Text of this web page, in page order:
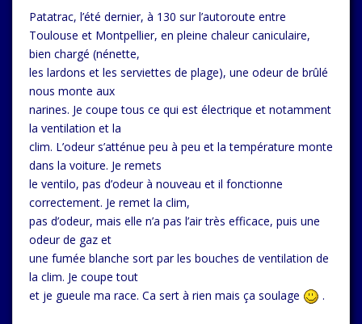
Patatrac, l’été dernier, à 130 sur l’autoroute entre
Toulouse et Montpellier, en pleine chaleur caniculaire,
bien chargé (nénette,
les lardons et les serviettes de plage), une odeur de brûlé
nous monte aux
narines. Je coupe tous ce qui est électrique et notamment
la ventilation et la
clim. L’odeur s’atténue peu à peu et la température monte
dans la voiture. Je remets
le ventilo, pas d’odeur à nouveau et il fonctionne
correctement. Je remet la clim,
pas d’odeur, mais elle n’a pas l’air très efficace, puis une
odeur de gaz et
une fumée blanche sort par les bouches de ventilation de
la clim. Je coupe tout
et je gueule ma race. Ca sert à rien mais ça soulage
.